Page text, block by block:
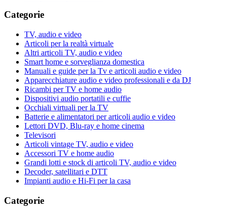
Categorie
TV, audio e video
Articoli per la realtà virtuale
Altri articoli TV, audio e video
Smart home e sorveglianza domestica
Manuali e guide per la Tv e articoli audio e video
Apparecchiature audio e video professionali e da DJ
Ricambi per TV e home audio
Dispositivi audio portatili e cuffie
Occhiali virtuali per la TV
Batterie e alimentatori per articoli audio e video
Lettori DVD, Blu-ray e home cinema
Televisori
Articoli vintage TV, audio e video
Accessori TV e home audio
Grandi lotti e stock di articoli TV, audio e video
Decoder, satellitari e DTT
Impianti audio e Hi-Fi per la casa
Categorie